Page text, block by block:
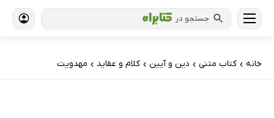
جستجو در
خانه › کتاب‌ متنی › دین و آیین › کلام و عقاید › مهدویت